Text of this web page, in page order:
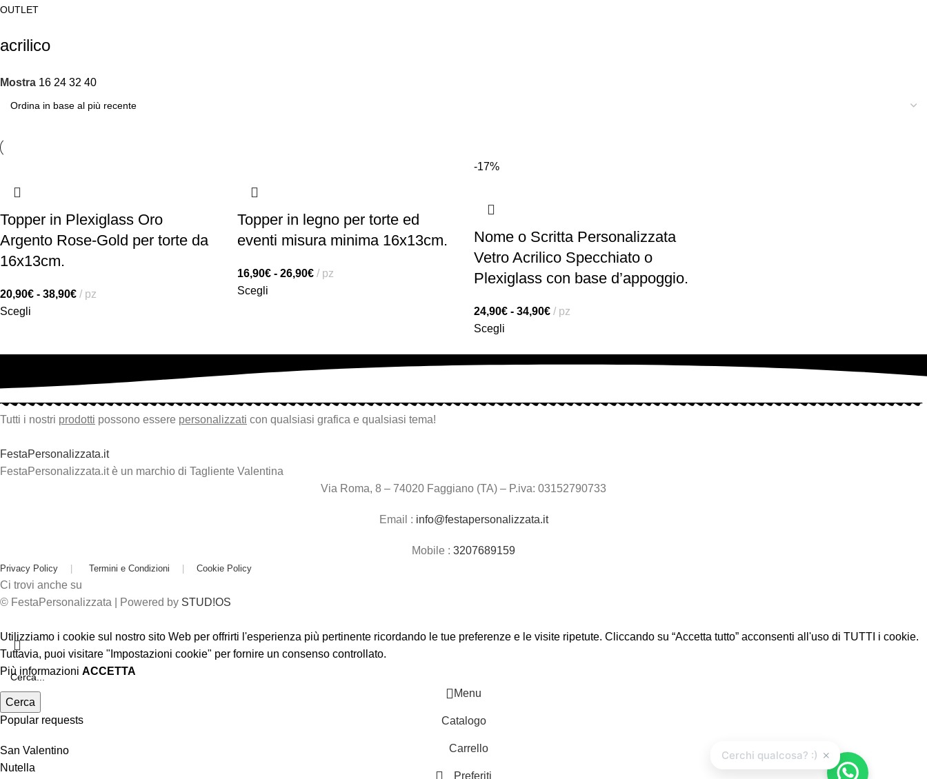
OUTLET
acrilico
Mostra 16 24 32 40
Topper in Plexiglass Oro
Argento Rose-Gold per torte da
16x13cm.
20,90€ - 38,90€
pz
Scegli
Topper in legno per torte ed
eventi misura minima 16x13cm.
16,90€ - 26,90€
pz
Scegli
-17%
Nome o Scritta Personalizzata
Vetro Acrilico Specchiato o
Plexiglass con base d’appoggio.
24,90€ - 34,90€
pz
Scegli
Tutti i nostri prodotti possono essere personalizzati con qualsiasi grafica e qualsiasi tema!
FestaPersonalizzata.it
FestaPersonalizzata.it è un marchio di Tagliente Valentina
Via Roma, 8 – 74020 Faggiano (TA) – P.iva: 03152790733
Email : info@festapersonalizzata.it
Mobile : 3207689159
Privacy Policy | Termini e Condizioni | Cookie Policy
Ci trovi anche su
© FestaPersonalizzata | Powered by STUD!OS
Cerca
Popular requests
San Valentino
Nutella
Utilizziamo i cookie sul nostro sito Web per offrirti l'esperienza più pertinente ricordando le tue preferenze e le visite ripetute. Cliccando su “Accetta tutto” acconsenti all'uso di TUTTI i cookie.
Tuttavia, puoi visitare "Impostazioni cookie" per fornire un consenso controllato.
Più informazioni ACCETTA
×
Cerchi qualcosa? :)
Menu
Catalogo
Carrello
Preferiti